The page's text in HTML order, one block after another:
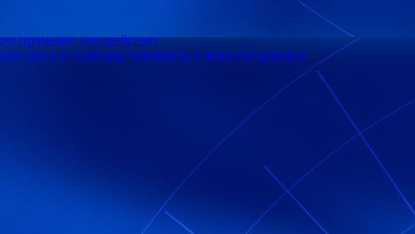
прямыми авиарейсами
депо за поломку тепловоза в пути следования